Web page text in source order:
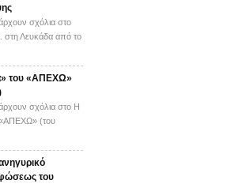
σχόλια στο
Λευκάδα από το
του «AΠΕΧΩ»
σχόλια στο H
«AΠΕΧΩ» (του
του